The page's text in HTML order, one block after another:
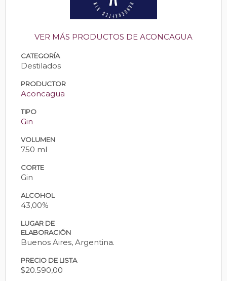
VER MÁS PRODUCTOS DE ACONCAGUA
CATEGORÍA
Destilados
PRODUCTOR
Aconcagua
TIPO
Gin
VOLUMEN
750 ml
CORTE
Gin
ALCOHOL
43,00%
LUGAR DE
ELABORACIÓN
Buenos Aires, Argentina.
PRECIO DE LISTA
$20.590,00